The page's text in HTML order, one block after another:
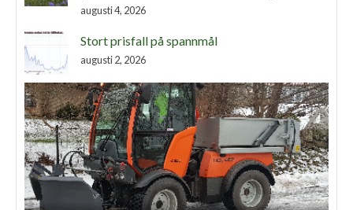
augusti 4, 2026
Stort prisfall på spannmål
augusti 2, 2026